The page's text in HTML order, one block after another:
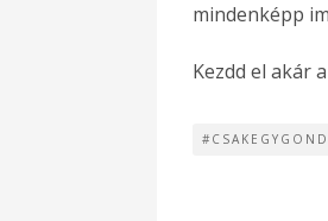
mindenképp
Kezdd el akár